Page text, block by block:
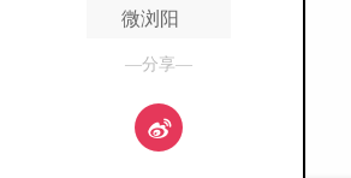
微浏阳
—分享—